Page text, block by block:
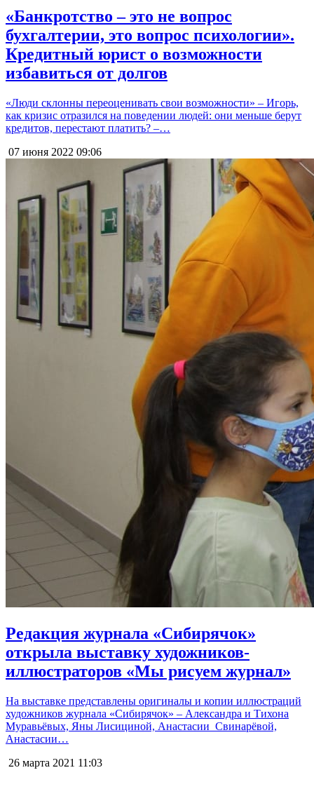
«Банкротство – это не вопрос
бухгалтерии, это вопрос психологии».
Кредитный юрист о возможности
избавиться от долгов
«Люди склонны переоценивать свои возможности» – Игорь,
как кризис отразился на поведении людей: они меньше берут
кредитов, перестают платить? –…
07 июня 2022 09:06
Редакция журнала «Сибирячок»
открыла выставку художников-
иллюстраторов «Мы рисуем журнал»
На выставке представлены оригиналы и копии иллюстраций
художников журнала «Сибирячок» – Александра и Тихона
Муравьёвых, Яны Лисициной, Анастасии Свинарёвой,
Анастасии…
26 марта 2021 11:03